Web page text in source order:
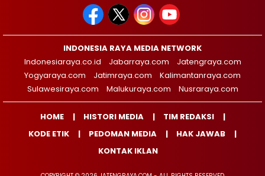
INDONESIA RAYA MEDIA NETWORK
Indonesiaraya.co.id
Jabarraya.com
Jatengraya.com
Yogyaraya.com
Jatimraya.com
Kalimantanraya.com
Sulawesiraya.com
Malukuraya.com Nusraraya.com
HOME HISTORI MEDIA
TIM REDAKSI
KODE ETIK
PEDOMAN MEDIA
HAK JAWAB
KONTAK IKLAN